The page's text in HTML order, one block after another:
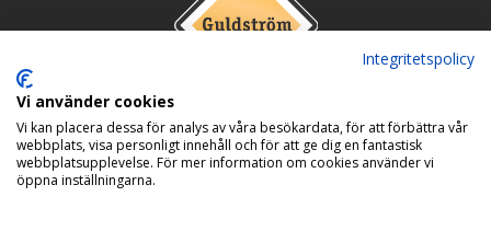
Integritetspolicy
Vi använder cookies
Vi kan placera dessa för analys av våra besökardata, för att förbättra vår
webbplats, visa personligt innehåll och för att ge dig en fantastisk
webbplatsupplevelse. För mer information om cookies använder vi
öppna inställningarna.